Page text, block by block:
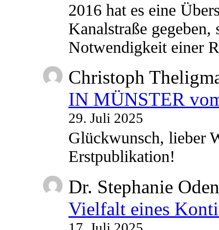
2016 hat es eine
Kanalstraße
Notwendigkeit einer
Christoph
IN MÜNSTER
29. Juli 2025
Glückwunsch, lieber
Erstpublikation!
Dr. Stephanie
Vielfalt eines